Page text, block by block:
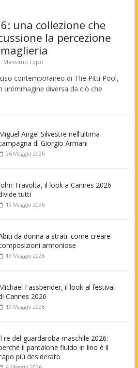
una collezione che
la percezione
Massimo Lupo
contemporaneo di The Pitti Pool,
diversa da ciò che
Angel Silvestre nell’ultima
di Giorgio Armani
26 Maggio 2026
Travolta, il look a Cannes 2026
tutti
19 Maggio 2026
da donna a strati: come creare
armoniose
19 Maggio 2026
Fassbender, il look al festival
Cannes 2026
19 Maggio 2026
re del guardaroba maschile 2026:
il pantalone fluido in lino è il
più desiderato